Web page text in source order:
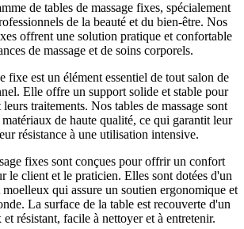
de tables de massage fixes, spécialement
de la beauté et du bien-être. Nos
offrent une solution pratique et confortable
de massage et de soins corporels.
fixe est un élément essentiel de tout salon de
Elle offre un support solide et stable pour
traitements. Nos tables de massage sont
de haute qualité, ce qui garantit leur
résistance à une utilisation intensive.
fixes sont conçues pour offrir un confort
le client et le praticien. Elles sont dotées d'un
qui assure un soutien ergonomique et
La surface de la table est recouverte d'un
résistant, facile à nettoyer et à entretenir.